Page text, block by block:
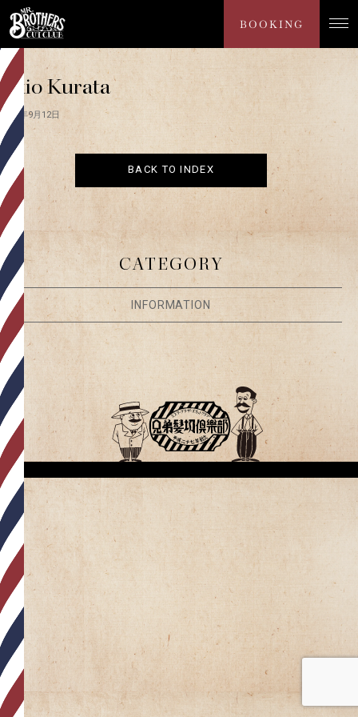
BOOKING
NEWS
CATEGORY
INFORMATION
Akio Kurata
2025年9月12日
BACK TO INDEX